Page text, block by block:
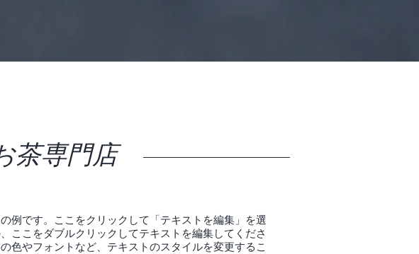
茶専門店
例です。ここをクリックして「テキストを編集」を選
ここをダブルクリックしてテキストを編集してくださ
色やフォントなど、テキストのスタイルを変更するこ